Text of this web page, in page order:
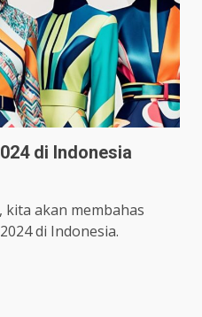
di Indonesia
akan membahas
di Indonesia.